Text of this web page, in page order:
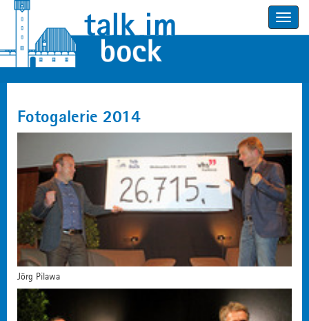
Toggle
Fotogalerie 2014
Jörg Pilawa